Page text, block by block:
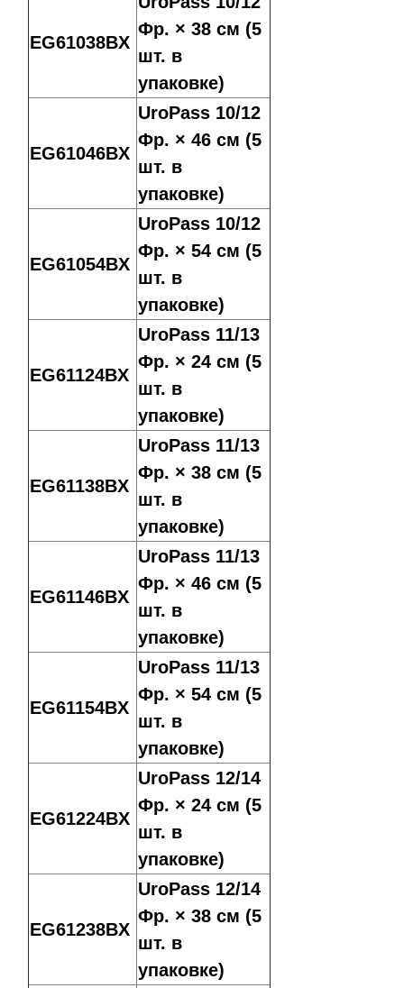
EG61038BX
Фр. × 38 см (5
шт. в
упаковке)
EG61046BX
UroPass 10/12
Фр. × 46 см (5
шт. в
упаковке)
EG61054BX
UroPass 10/12
Фр. × 54 см (5
шт. в
упаковке)
EG61124BX
UroPass 11/13
Фр. × 24 см (5
шт. в
упаковке)
EG61138BX
UroPass 11/13
Фр. × 38 см (5
шт. в
упаковке)
EG61146BX
UroPass 11/13
Фр. × 46 см (5
шт. в
упаковке)
EG61154BX
UroPass 11/13
Фр. × 54 см (5
шт. в
упаковке)
EG61224BX
UroPass 12/14
Фр. × 24 см (5
шт. в
упаковке)
EG61238BX
UroPass 12/14
Фр. × 38 см (5
шт. в
упаковке)